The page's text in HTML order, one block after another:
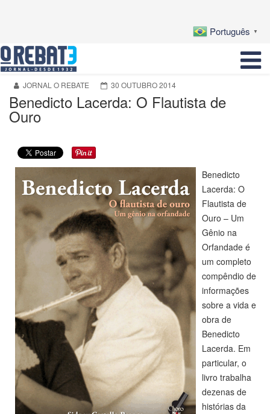
Português ▼
JORNAL O REBATE 30 OUTUBRO 2014
Benedicto Lacerda: O Flautista de
Ouro
Benedicto
Lacerda: O
Flautista de
Ouro – Um
Gênio na
Orfandade é
um completo
compêndio de
informações
sobre a vida e
obra de
Benedicto
Lacerda. Em
particular, o
livro trabalha
dezenas de
histórias da